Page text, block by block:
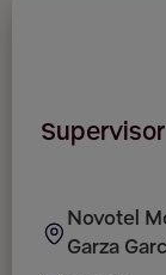
Novotel
Garza